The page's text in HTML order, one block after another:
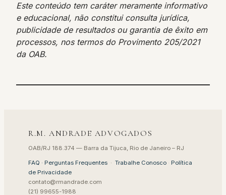
Este conteúdo tem caráter meramente informativo
e educacional, não constitui consulta jurídica,
publicidade de resultados ou garantia de êxito em
processos, nos termos do Provimento 205/2021
da OAB.
R.M. ANDRADE ADVOGADOS
OAB/RJ 188.374 — Barra da Tijuca, Rio de Janeiro – RJ
FAQ · Perguntas Frequentes · Trabalhe Conosco · Política
de Privacidade
contato@rmandrade.com
(21) 99655-1988